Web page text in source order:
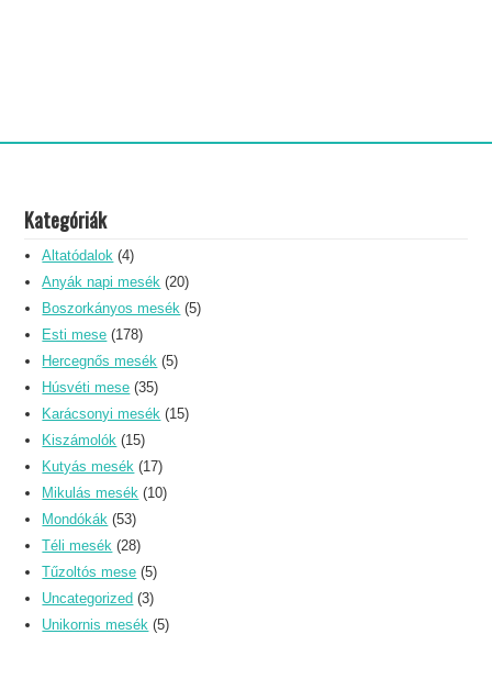
Kategóriák
Altatódalok (4)
Anyák napi mesék (20)
Boszorkányos mesék (5)
Esti mese (178)
Hercegnős mesék (5)
Húsvéti mese (35)
Karácsonyi mesék (15)
Kiszámolók (15)
Kutyás mesék (17)
Mikulás mesék (10)
Mondókák (53)
Téli mesék (28)
Tűzoltós mese (5)
Uncategorized (3)
Unikornis mesék (5)